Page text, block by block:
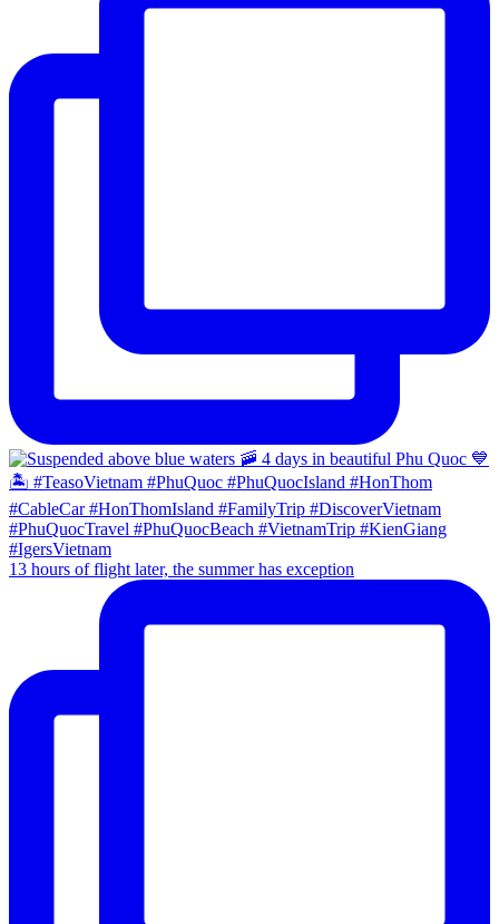
13 hours of flight later, the summer has exception